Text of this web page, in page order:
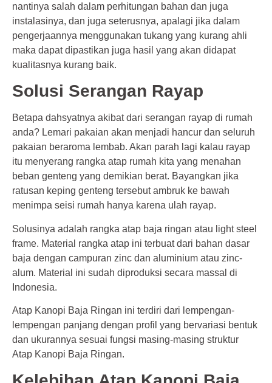
nantinya salah dalam perhitungan bahan dan juga
instalasinya, dan juga seterusnya, apalagi jika dalam
pengerjaannya menggunakan tukang yang kurang ahli
maka dapat dipastikan juga hasil yang akan didapat
kualitasnya kurang baik.
Solusi Serangan Rayap
Betapa dahsyatnya akibat dari serangan rayap di rumah
anda? Lemari pakaian akan menjadi hancur dan seluruh
pakaian beraroma lembab. Akan parah lagi kalau rayap
itu menyerang rangka atap rumah kita yang menahan
beban genteng yang demikian berat. Bayangkan jika
ratusan keping genteng tersebut ambruk ke bawah
menimpa seisi rumah hanya karena ulah rayap.
Solusinya adalah rangka atap baja ringan atau light steel
frame. Material rangka atap ini terbuat dari bahan dasar
baja dengan campuran zinc dan aluminium atau zinc-
alum. Material ini sudah diproduksi secara massal di
Indonesia.
Atap Kanopi Baja Ringan ini terdiri dari lempengan-
lempengan panjang dengan profil yang bervariasi bentuk
dan ukurannya sesuai fungsi masing-masing struktur
Atap Kanopi Baja Ringan.